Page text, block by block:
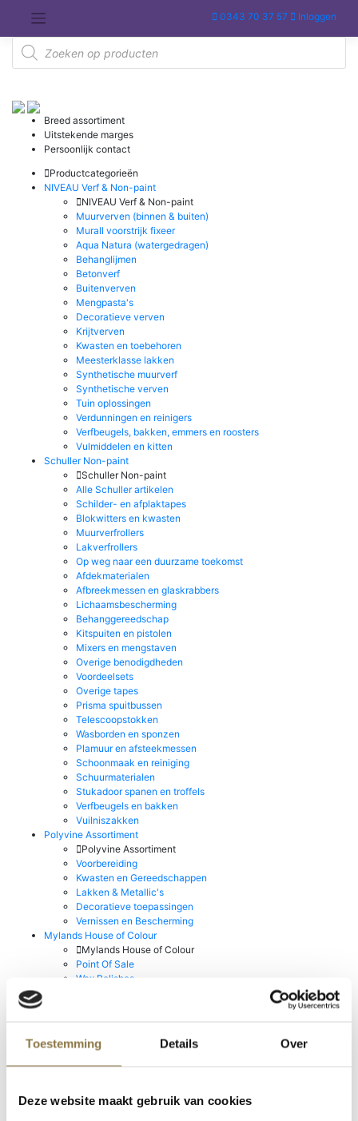
Toestemming Details Over
Deze website maakt gebruik van cookies
de
inhoud
0343 70 37 57 Inloggen
Producten
zoeken
Breed assortiment
Uitstekende marges
Persoonlijk contact
Productcategorieën
NIVEAU Verf & Non-paint
NIVEAU Verf & Non-paint
Muurverven (binnen & buiten)
Murall voorstrijk fixeer
Aqua Natura (watergedragen)
Behanglijmen
Betonverf
Buitenverven
Mengpasta's
Decoratieve verven
Krijtverven
Kwasten en toebehoren
Meesterklasse lakken
Synthetische muurverf
Synthetische verven
Tuin oplossingen
Verdunningen en reinigers
Verfbeugels, bakken, emmers en roosters
Vulmiddelen en kitten
Schuller Non-paint
Schuller Non-paint
Alle Schuller artikelen
Schilder- en afplaktapes
Blokwitters en kwasten
Muurverfrollers
Lakverfrollers
Op weg naar een duurzame toekomst
Afdekmaterialen
Afbreekmessen en glaskrabbers
Lichaamsbescherming
Behanggereedschap
Kitspuiten en pistolen
Mixers en mengstaven
Overige benodigdheden
Voordeelsets
Overige tapes
Prisma spuitbussen
Telescoopstokken
Wasborden en sponzen
Plamuur en afsteekmessen
Schoonmaak en reiniging
Schuurmaterialen
Stukadoor spanen en troffels
Verfbeugels en bakken
Vuilniszakken
Polyvine Assortiment
Polyvine Assortiment
Voorbereiding
Kwasten en Gereedschappen
Lakken & Metallic's
Decoratieve toepassingen
Vernissen en Bescherming
Mylands House of Colour
Mylands House of Colour
Point Of Sale
Wax Polishes
Producten van Rust-oleum
Producten van Rust-oleum
Prochemko Producten
Rust-oleum / Mathys
Grondverven